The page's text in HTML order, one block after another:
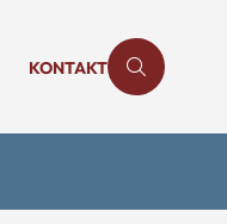
KONTAKT